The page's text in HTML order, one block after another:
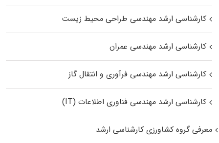
کارشناسی ارشد مهندسی طراحی محیط زیست
کارشناسی ارشد مهندسی عمران
کارشناسی ارشد مهندسی فرآوری و انتقال گاز
کارشناسی ارشد مهندسی فناوری اطلاعات (IT)
معرفی گروه کشاورزی کارشناسی ارشد